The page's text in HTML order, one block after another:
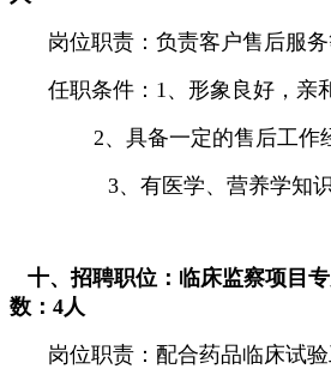
岗位职责：负责客户售后服
任职条件： 1 、形象良好，亲
2、具备一定的售后工作
3、有医学、营养学知
十、招聘职位：临床监察项目
数： 4人
岗位职责：配合药品临床试